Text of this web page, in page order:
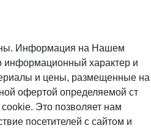
Информация на Нашем
информационный характер и
и цены, размещенные на
офертой определяемой ст
Это позволяет нам
посетителей с сайтом и